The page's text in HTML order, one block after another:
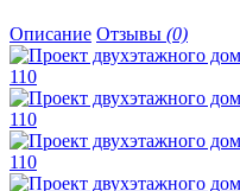
Описание Отзывы (0)